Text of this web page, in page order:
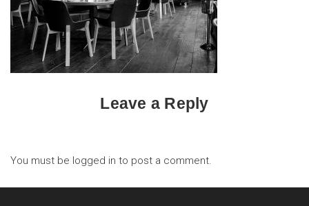
Leave a Reply
You must be logged in to post a comment.